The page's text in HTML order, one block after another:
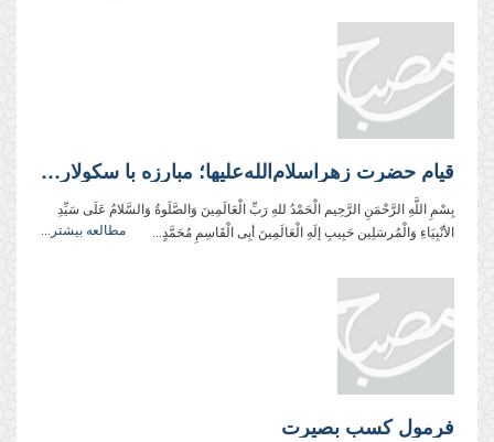
قیام حضرت زهراسلام‌‌الله‌‌عليها؛ مبارزه با سکولاریسم و جلوگیری از تحریف دین
بِسْمِ اللَّهِ الرَّحْمَنِ الرَّحِیم الْحَمْدُ للهِ رَبِّ الْعَالَمِینَ وَالصَّلَوةُ وَالسَّلامُ عَلَی سَیِّدِ
الأنْبِیَاءِ وَالْمُرسَلِین حَبِیبِ إلَهِ الْعَالَمِینَ أبِی الْقَاسِمِ مُحَمَّدٍ...
مطالعه بیشتر...
فرمول کسب بصیرت